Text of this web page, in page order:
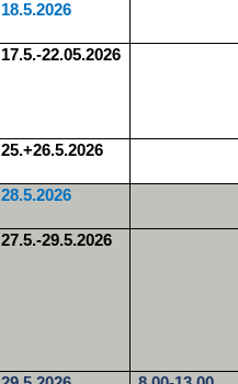
18.5.2026
17.5.-22.05.2026
25.+26.5.2026
28.5.2026
27.5.-29.5.2026